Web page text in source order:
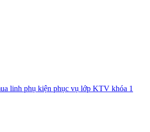
linh phụ kiện phục vụ lớp KTV khóa 1